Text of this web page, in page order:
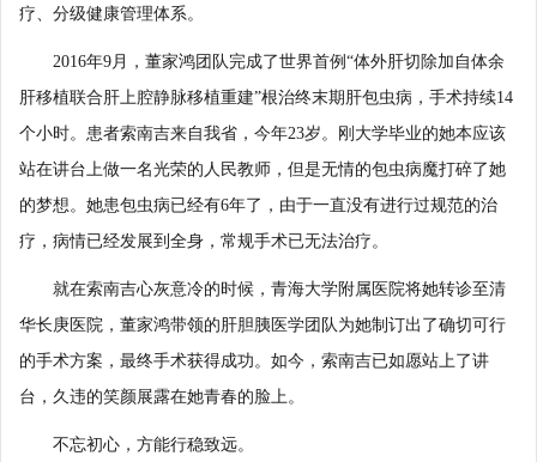
疗、分级健康管理体系。
2016年9月，董家鸿团队完成了世界首例“体外肝切除加自体余
肝移植联合肝上腔静脉移植重建”根治终末期肝包虫病，手术持续14
个小时。患者索南吉来自我省，今年23岁。刚大学毕业的她本应该
站在讲台上做一名光荣的人民教师，但是无情的包虫病魔打碎了她
的梦想。她患包虫病已经有6年了，由于一直没有进行过规范的治
疗，病情已经发展到全身，常规手术已无法治疗。
就在索南吉心灰意冷的时候，青海大学附属医院将她转诊至清
华长庚医院，董家鸿带领的肝胆胰医学团队为她制订出了确切可行
的手术方案，最终手术获得成功。如今，索南吉已如愿站上了讲
台，久违的笑颜展露在她青春的脸上。
不忘初心，方能行稳致远。